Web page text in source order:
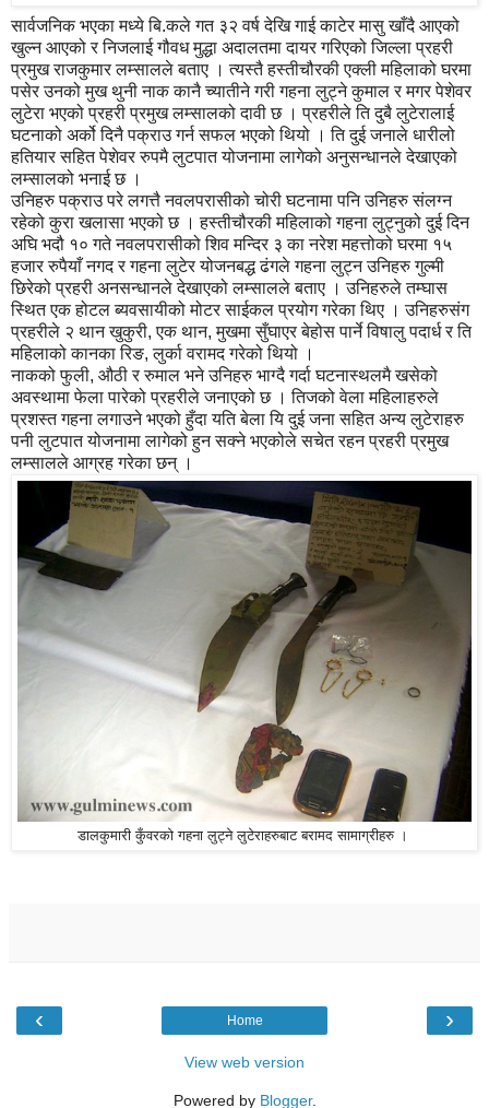
सार्वजनिक भएका मध्ये बि.कले गत ३२ वर्ष देखि गाई काटेर मासु खाँदै आएको
खुल्न आएको र निजलाई गौवध मुद्धा अदालतमा दायर गरिएको जिल्ला प्रहरी
प्रमुख राजकुमार लम्सालले बताए । त्यस्तै हस्तीचौरकी एक्ली महिलाको घरमा
पसेर उनको मुख थुनी नाक कानै च्यातीने गरी गहना लुट्ने कुमाल र मगर पेशेवर
लुटेरा भएको प्रहरी प्रमुख लम्सालको दावी छ । प्रहरीले ति दुबै लुटेरालाई
घटनाको अर्को दिनै पक्राउ गर्न सफल भएको थियो । ति दुई जनाले धारीलो
हतियार सहित पेशेवर रुपमै लुटपात योजनामा लागेको अनुसन्धानले देखाएको
लम्सालको भनाई छ ।
उनिहरु पक्राउ परे लगत्तै नवलपरासीको चोरी घटनामा पनि उनिहरु संलग्न
रहेको कुरा खलासा भएको छ । हस्तीचौरकी महिलाको गहना लुट्नुको दुई दिन
अघि भदौ १० गते नवलपरासीको शिव मन्दिर ३ का नरेश महत्तोको घरमा १५
हजार रुपैयाँ नगद र गहना लुटेर योजनबद्ध ढंगले गहना लुट्न उनिहरु गुल्मी
छिरेको प्रहरी अनसन्धानले देखाएको लम्सालले बताए । उनिहरुले तम्घास
स्थित एक होटल ब्यवसायीको मोटर साईकल प्रयोग गरेका थिए । उनिहरुसंग
प्रहरीले २ थान खुकुरी, एक थान, मुखमा सुँघाएर बेहोस पार्ने विषालु पदार्ध र ति
महिलाको कानका रिङ, लुर्का वरामद गरेको थियो ।
नाकको फुली, औठी र रुमाल भने उनिहरु भाग्दै गर्दा घटनास्थलमै खसेको
अवस्थामा फेला पारेको प्रहरीले जनाएको छ । तिजको वेला महिलाहरुले
प्रशस्त गहना लगाउने भएको हुँदा यति बेला यि दुई जना सहित अन्य लुटेराहरु
पनी लुटपात योजनामा लागेको हुन सक्ने भएकोले सचेत रहन प्रहरी प्रमुख
लम्सालले आग्रह गरेका छन् ।
डालकुमारी कुँवरको गहना लुट्ने लुटेराहरुबाट बरामद सामाग्रीहरु ।
‹ ›
Home
View web version
Powered by Blogger.